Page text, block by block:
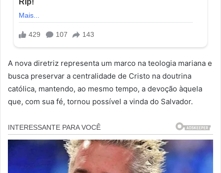
A nova diretriz representa um marco na teologia mariana e
busca preservar a centralidade de Cristo na doutrina
católica, mantendo, ao mesmo tempo, a devoção àquela
que, com sua fé, tornou possível a vinda do Salvador.